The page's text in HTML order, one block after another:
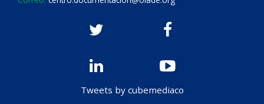
Tweets by cubemediaco